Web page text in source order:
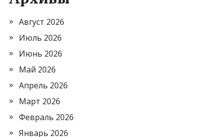
Август 2026
Июль 2026
Июнь 2026
Май 2026
Апрель 2026
Март 2026
Февраль 2026
Январь 2026